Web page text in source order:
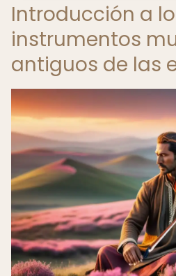
Introducción a
instrumentos
antiguos de las